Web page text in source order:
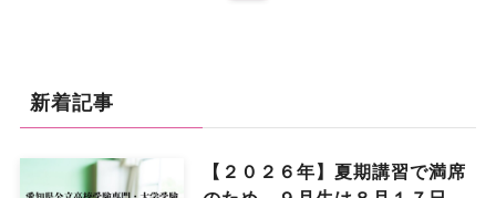
新着記事
【２０２６年】夏期講習で満席